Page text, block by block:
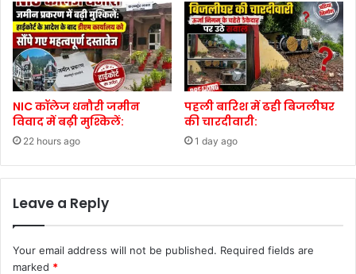
NIC कॉलेज धनौरी जमीन
विवाद में बढ़ी मुश्किलें:
22 hours ago
पहली बारिश में ढही बिजलीघर
की चारदीवारी:
1 day ago
Leave a Reply
Your email address will not be published. Required fields are
marked *